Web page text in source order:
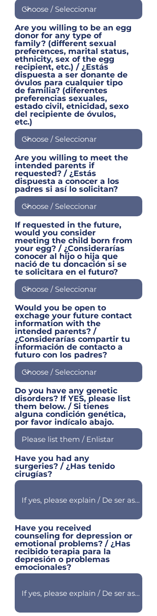
Are you willing to be an egg
donor for any type of
family? (different sexual
preferences, marital status,
ethnicity, sex of the egg
recipient, etc.) / ¿Estás
dispuesta a ser donante de
óvulos para cualquier tipo
de familia? (diferentes
preferencias sexuales,
estado civil, etnicidad, sexo
del recipiente de óvulos,
etc.)
Are you willing to meet the
intended parents if
requested? / ¿Estás
dispuesta a conocer a los
padres si así lo solicitan?
If requested in the future,
would you consider
meeting the child born from
your egg? / ¿Considerarías
conocer al hijo o hija que
nació de tu doncación si se
te solicitara en el futuro?
Would you be open to
exchage your future contact
information with the
intended parents? /
¿Considerarías compartir tu
información de contacto a
futuro con los padres?
Do you have any genetic
disorders? If YES, please list
them below. / Si tienes
alguna condición genética,
por favor indícalo abajo.
Have you had any
surgeries? / ¿Has tenido
cirugías?
Have you received
counseling for depression or
emotional problems? / ¿Has
recibido terapia para la
depresión o problemas
emocionales?